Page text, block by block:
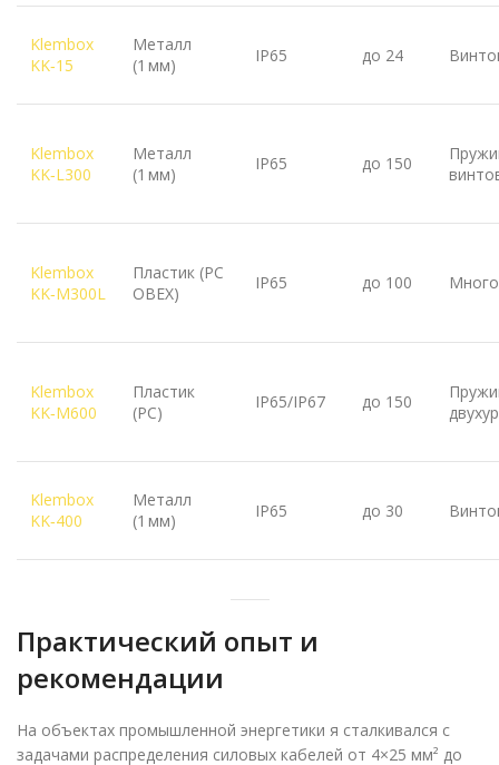
Klembox
KK‑15
Металл
(1 мм)
IP65 до 24
Klembox
KK‑L300
Металл
(1 мм)
IP65 до 150
Klembox
KK‑M300L
Пластик (PC
OBEX)
IP65 до 100
Klembox
KK‑M600
Пластик
(PC)
IP65/IP67 до 150
Klembox
KK‑400
Металл
(1 мм)
IP65 до 30
Практический опыт и
рекомендации
На объектах промышленной энергетики я сталкивался с
задачами распределения силовых кабелей от 4×25 мм² до